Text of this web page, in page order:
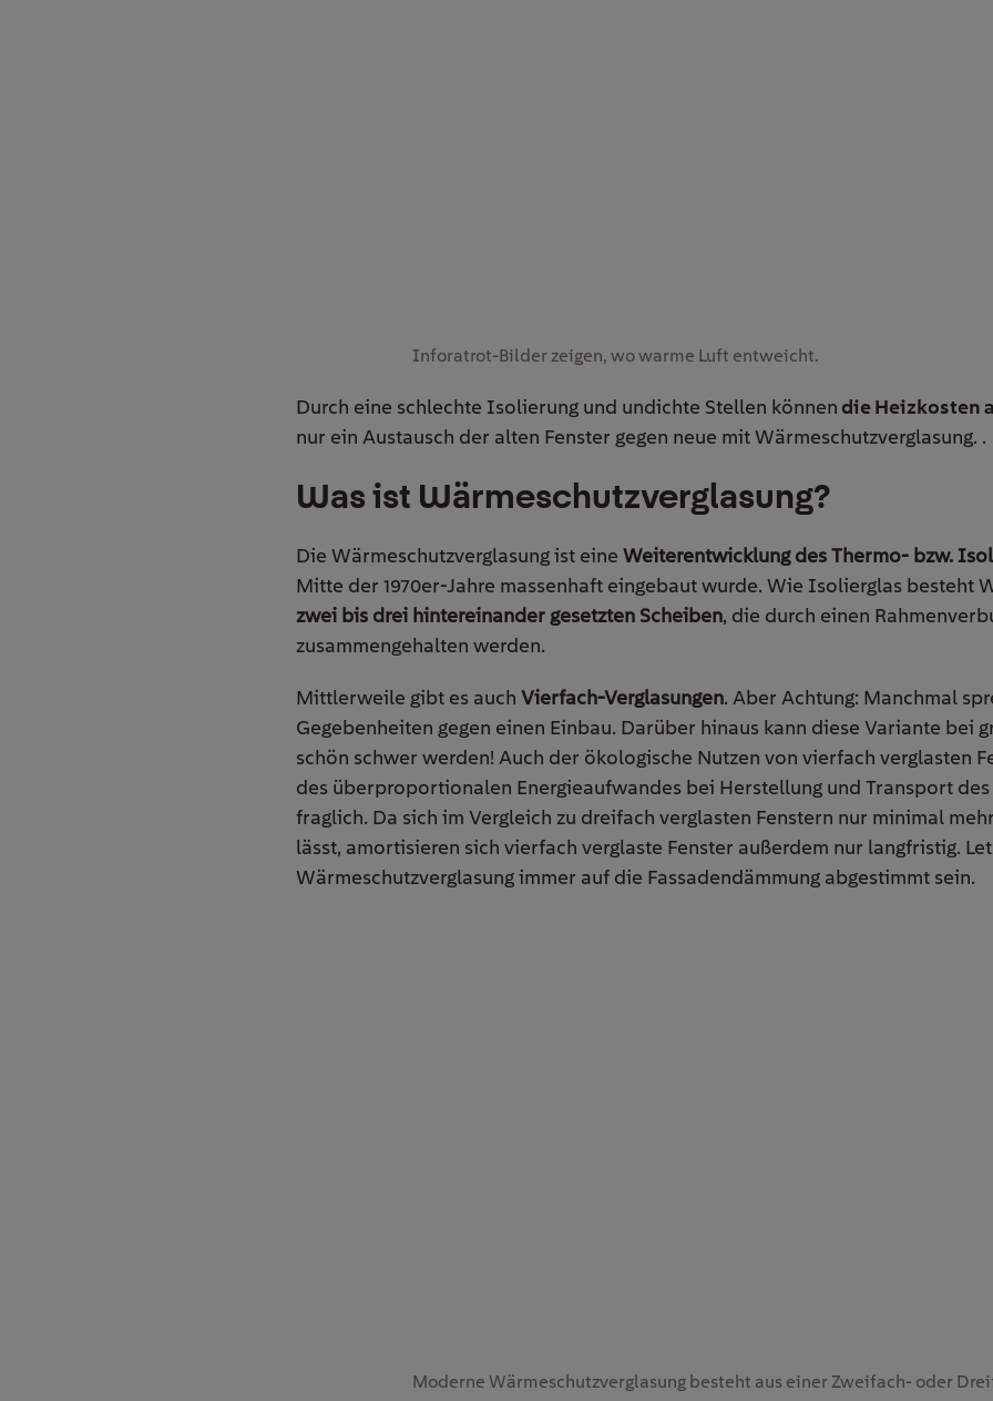
Inforatrot-Bilder zeigen, wo warme Luft entweicht.
Durch eine schlechte Isolierung und undichte Stellen können die Heizkostena
nur ein Austausch der alten Fenster gegen neue mit Wärmeschutzverglasung. .
Was ist Wärmeschutzverglasung?
Die Wärmeschutzverglasung ist eine Weiterentwicklung des Thermo- bzw.
Mitte der 1970er-Jahre massenhaft eingebaut wurde. Wie Isolierglas besteht
zwei bis drei hintereinander gesetzten Scheiben, die durch einen
zusammengehalten werden.
Mittlerweile gibt es auch Vierfach-Verglasungen. Aber Achtung: Manchmal
Gegebenheiten gegen einen Einbau. Darüber hinaus kann diese Variante bei
schön schwer werden! Auch der ökologische Nutzen von vierfach verglasten
des überproportionalen Energieaufwandes bei Herstellung und Transport des
fraglich. Da sich im Vergleich zu dreifach verglasten Fenstern nur minimal
lässt, amortisieren sich vierfach verglaste Fenster außerdem nur langfristig.
Wärmeschutzverglasung immer auf die Fassadendämmung abgestimmt sein.
Moderne Wärmeschutzverglasung besteht aus einer Zweifach- oder